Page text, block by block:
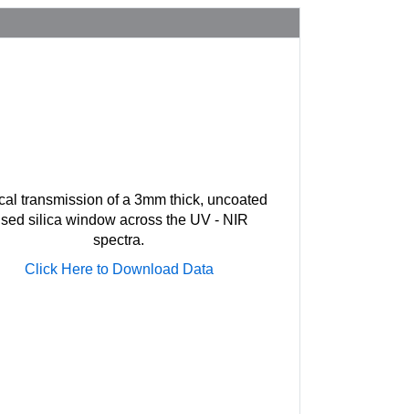
transmission of a 3mm thick, uncoated
silica window across the UV - NIR
spectra.
Click Here to Download Data